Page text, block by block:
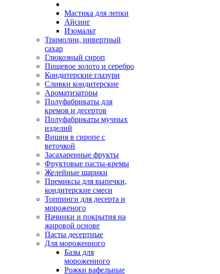
Мастика для лепки
Айсинг
Изомальт
Тримолин, инвертный
сахар
Глюкозный сироп
Пищевое золото и серебро
Кондитерские глазури
Сливки кондитерские
Ароматизаторы
Полуфабрикаты для
кремов и десертов
Полуфабрикаты мучных
изделий
Вишня в сиропе с
веточкой
Засахаренные фрукты
Фруктовые пасты-кремы
Желейные шарики
Премиксы для выпечки,
кондитерские смеси
Топпинги для десерта и
мороженого
Начинки и покрытия на
жировой основе
Пасты десертные
Для мороженного
Базы для
мороженного
Рожки вафельные